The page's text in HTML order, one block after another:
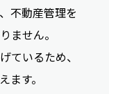
不動産管理を
ません。
ているため、
す。